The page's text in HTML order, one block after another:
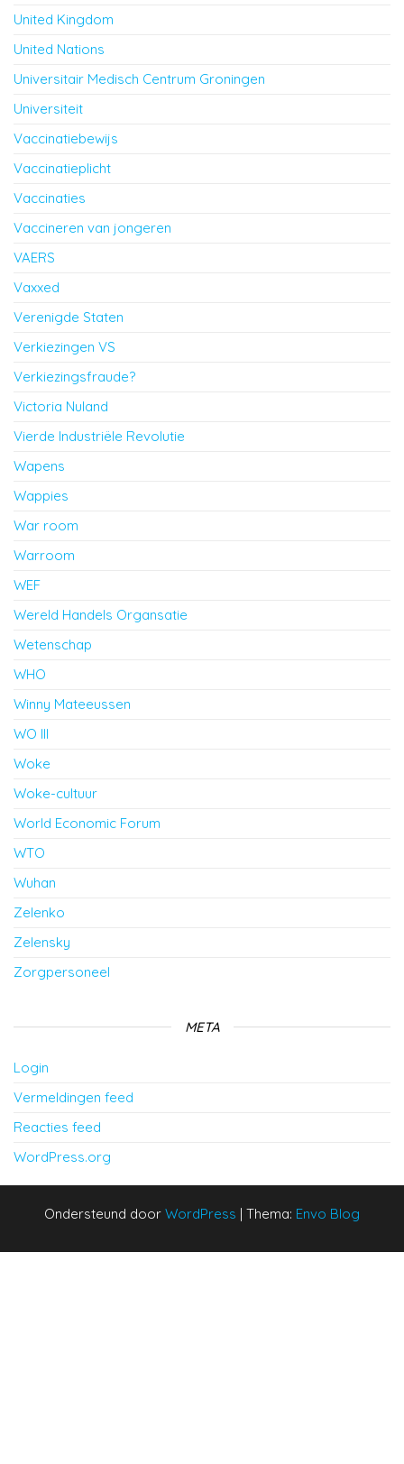
United Kingdom
United Nations
Universitair Medisch Centrum Groningen
Universiteit
Vaccinatiebewijs
Vaccinatieplicht
Vaccinaties
Vaccineren van jongeren
VAERS
Vaxxed
Verenigde Staten
Verkiezingen VS
Verkiezingsfraude?
Victoria Nuland
Vierde Industriële Revolutie
Wapens
Wappies
War room
Warroom
WEF
Wereld Handels Organsatie
Wetenschap
WHO
Winny Mateeussen
WO III
Woke
Woke-cultuur
World Economic Forum
WTO
Wuhan
Zelenko
Zelensky
Zorgpersoneel
META
Login
Vermeldingen feed
Reacties feed
WordPress.org
Ondersteund door WordPress | Thema: Envo Blog